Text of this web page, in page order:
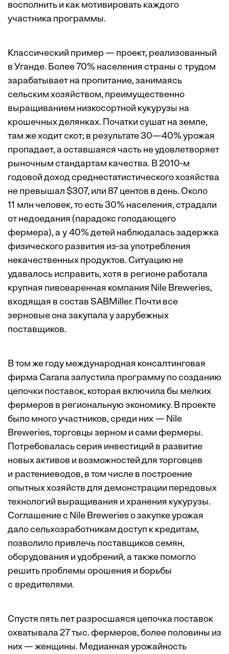
восполнить и как мотивировать каждого
участника программы.
Классический пример — проект, реализованный
в Уганде. Более 70% населения страны с трудом
зарабатывает на пропитание, занимаясь
сельским хозяйством, преимущественно
выращиванием низкосортной кукурузы на
крошечных делянках. Початки сушат на земле,
там же ходит скот; в результате 30—40% урожая
пропадает, а оставшаяся часть не удовлетворяет
рыночным стандартам качества. В 2010-м
годовой доход среднестатистического хозяйства
не превышал $307, или 87 центов в день. Около
11 млн человек, то есть 30% населения, страдали
от недоедания (парадокс голодающего
фермера), а у 40% детей наблюдалась задержка
физического развития из-за употребления
некачественных продуктов. Ситуацию не
удавалось исправить, хотя в регионе работала
крупная пивоваренная компания Nile Breweries,
входящая в состав SABMiller. Почти все
зерновые она закупала у зарубежных
поставщиков.
В том же году международная консалтинговая
фирма Carana запустила программу по созданию
цепочки поставок, которая включила бы мелких
фермеров в региональную экономику. В проекте
было много участников, среди них — Nile
Breweries, торговцы зерном и сами фермеры.
Потребовалась серия инвестиций в развитие
новых активов и возможностей для торговцев
и растениеводов, в том числе в построение
опытных хозяйств для демонстрации передовых
технологий выращивания и хранения кукурузы.
Соглашение с Nile Breweries о закупке урожая
дало сельхозработникам доступ к кредитам,
позволило привлечь поставщиков семян,
оборудования и удобрений, а также помогло
решить проблемы орошения и борьбы
с вредителями.
Спустя пять лет разросшаяся цепочка поставок
охватывала 27 тыс. фермеров, более половины из
них — женщины. Медианная урожайность